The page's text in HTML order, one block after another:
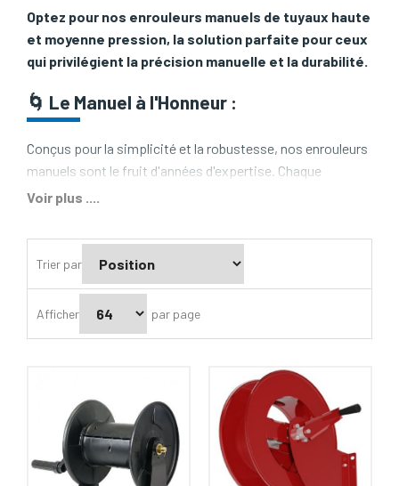
Optez pour nos enrouleurs manuels de tuyaux haute
et moyenne pression, la solution parfaite pour ceux
qui privilégient la précision manuelle et la durabilité.
🌀 Le Manuel à l'Honneur :
Conçus pour la simplicité et la robustesse, nos enrouleurs
manuels sont le fruit d'années d'expertise. Chaque
composant est pensé pour assurer une maniabilité sans
équipement qu'il soitenrouleur flexible ou tuyaux de
nettoyeur haute pression
Un Service Après-Vente de Confiance
votre investissement le plus longtemps possible. C'est
pourquoi nous vous proposons un vaste choix de pièces
détachées pour vos enrouleurs manuels. Rendez-vous sur
notre page dédiée pour découvrir notre offre :Pièces
Détachées Enrouleur.
Voir plus ....
Trier par
Afficher par page